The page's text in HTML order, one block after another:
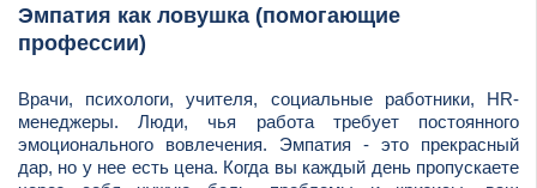
Эмпатия как ловушка (помогающие
профессии)
Врачи, психологи, учителя, социальные работники, HR-
менеджеры. Люди, чья работа требует постоянного
эмоционального вовлечения. Эмпатия - это прекрасный
дар, но у нее есть цена. Когда вы каждый день пропускаете